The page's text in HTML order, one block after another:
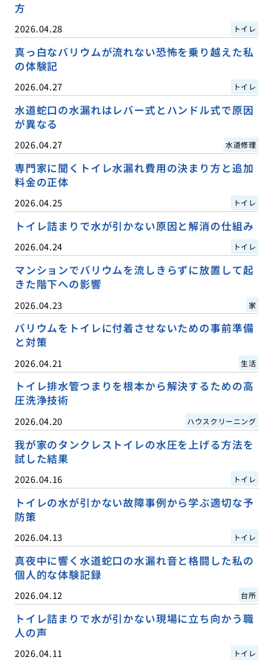
方
2026.04.28 トイレ
真っ白なバリウムが流れない恐怖を乗り越えた私
の体験記
2026.04.27 トイレ
水道蛇口の水漏れはレバー式とハンドル式で原因
が異なる
2026.04.27 水道修理
専門家に聞くトイレ水漏れ費用の決まり方と追加
料金の正体
2026.04.25 トイレ
トイレ詰まりで水が引かない原因と解消の仕組み
2026.04.24 トイレ
マンションでバリウムを流しきらずに放置して起
きた階下への影響
2026.04.23 家
バリウムをトイレに付着させないための事前準備
と対策
2026.04.21 生活
トイレ排水管つまりを根本から解決するための高
圧洗浄技術
2026.04.20 ハウスクリーニング
我が家のタンクレストイレの水圧を上げる方法を
試した結果
2026.04.16 トイレ
トイレの水が引かない故障事例から学ぶ適切な予
防策
2026.04.13 トイレ
真夜中に響く水道蛇口の水漏れ音と格闘した私の
個人的な体験記録
2026.04.12 台所
トイレ詰まりで水が引かない現場に立ち向かう職
人の声
2026.04.11 トイレ